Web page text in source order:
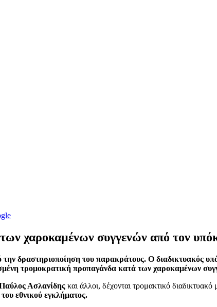
χαροκαμένων συγγενών από τον
δραστηριοποίηση του παρακράτους. Ο διαδικτυακός
τρομοκρατική προπαγάνδα κατά των χαροκαμένων
Ασλανίδης και άλλοι, δέχονται τρομακτικό διαδικτυακό
εθνικού εγκλήματος.